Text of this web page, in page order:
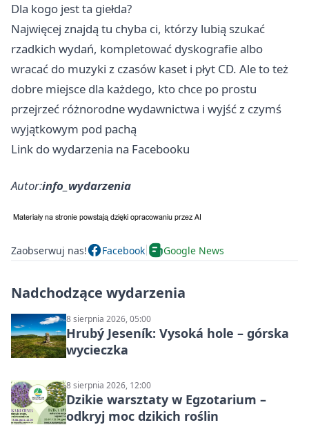
Dla kogo jest ta giełda?
Najwięcej znajdą tu chyba ci, którzy lubią szukać
rzadkich wydań, kompletować dyskografie albo
wracać do muzyki z czasów kaset i płyt CD. Ale to też
dobre miejsce dla każdego, kto chce po prostu
przejrzeć różnorodne wydawnictwa i wyjść z czymś
wyjątkowym pod pachą
Link do wydarzenia na Facebooku
Autor:info_wydarzenia
Zaobserwuj nas! Facebook Google News
Nadchodzące wydarzenia
8 sierpnia 2026, 05:00
Hrubý Jeseník: Vysoká hole – górska
wycieczka
8 sierpnia 2026, 12:00
Dzikie warsztaty w Egzotarium –
odkryj moc dzikich roślin